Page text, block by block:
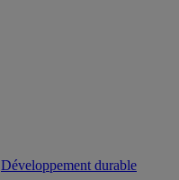
Développement durable